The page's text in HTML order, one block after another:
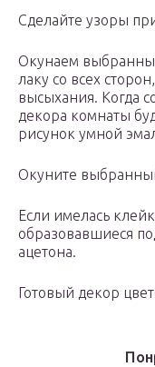
Сделайте узоры
Окунаем
лаку со всех
высыхания. Когда
декора комнаты
рисунок умной
Окуните
Если имелась
образовавшиеся
ацетона.
Готовый декор